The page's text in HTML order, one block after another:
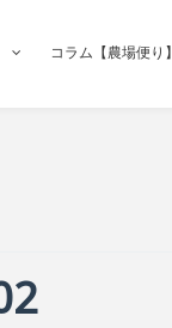
コラム【農場便り】